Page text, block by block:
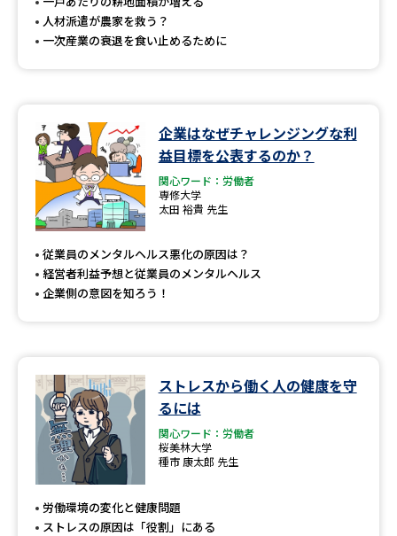
留学・進学関連、塾・予備校
高等学校（情報）教員資格認定
大学研究
大学で学べる内容や特徴を調べる
データサイエンス特集 奨学金・特待生制度特集
デジタルパンフレット 進路の３択
新学年スタート号特集ページ
（高3生用）
人材派遣が農家を救う？
一次産業の衰退を食い止めるために
企業はなぜチャレンジングな利
益目標を公表するのか？
関心ワード：労働者
専修大学
太田 裕貴 先生
従業員のメンタルヘルス悪化の原因は？
経営者利益予想と従業員のメンタルヘルス
企業側の意図を知ろう！
ストレスから働く人の健康を守
るには
関心ワード：労働者
桜美林大学
種市 康太郎 先生
労働環境の変化と健康問題
ストレスの原因は「役割」にある